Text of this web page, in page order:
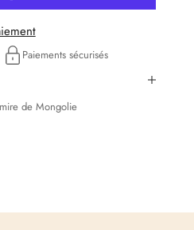
Paiements sécurisés
de Mongolie